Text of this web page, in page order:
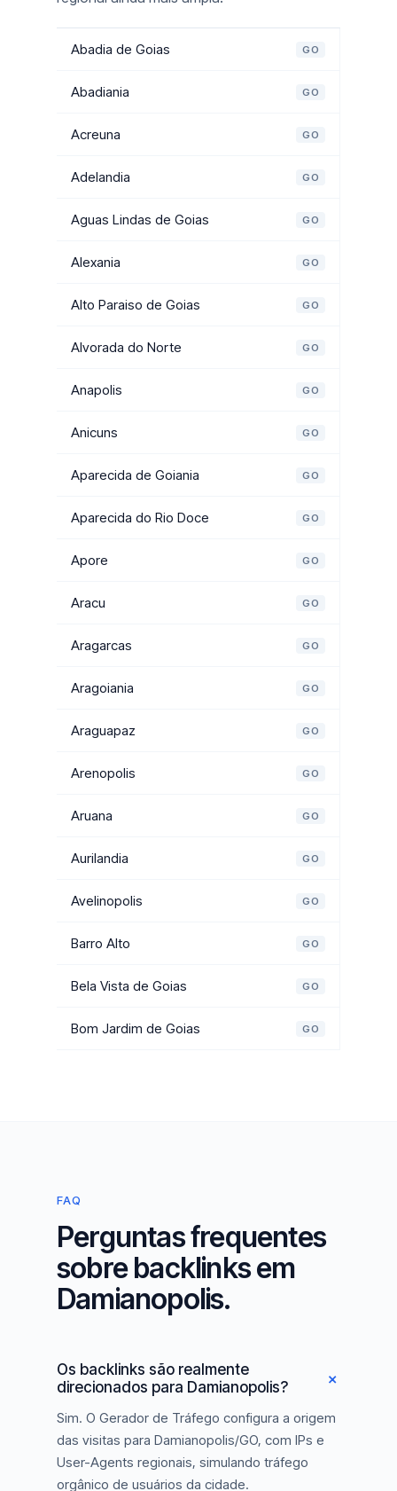
Abadia de Goias GO
Abadiania GO
Acreuna GO
Adelandia GO
Aguas Lindas de Goias GO
Alexania GO
Alto Paraiso de Goias GO
Alvorada do Norte GO
Anapolis GO
Anicuns GO
Aparecida de Goiania GO
Aparecida do Rio Doce GO
Apore GO
Aracu GO
Aragarcas GO
Aragoiania GO
Araguapaz GO
Arenopolis GO
Aruana GO
Aurilandia GO
Avelinopolis GO
Barro Alto GO
Bela Vista de Goias GO
Bom Jardim de Goias GO
FAQ
Perguntas frequentes
sobre backlinks em
Damianopolis.
Os backlinks são realmente
direcionados para Damianopolis?
Sim. O Gerador de Tráfego configura a origem
das visitas para Damianopolis/GO, com IPs e
User-Agents regionais, simulando tráfego
orgânico de usuários da cidade.